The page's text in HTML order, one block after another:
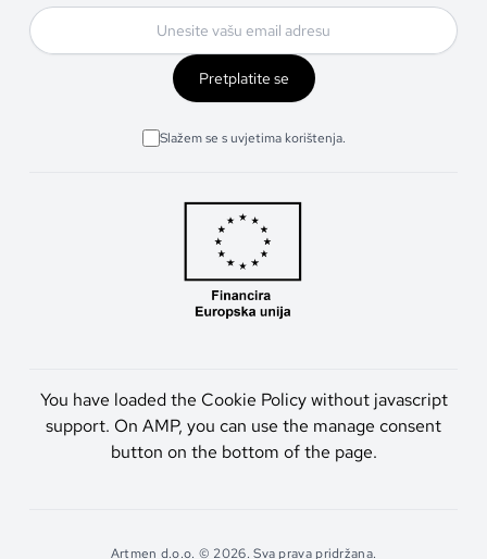
Pretplatite se
Slažem se s uvjetima korištenja.
You have loaded the Cookie Policy without javascript
support. On AMP, you can use the manage consent
button on the bottom of the page.
Artmen d.o.o. © 2026. Sva prava pridržana.